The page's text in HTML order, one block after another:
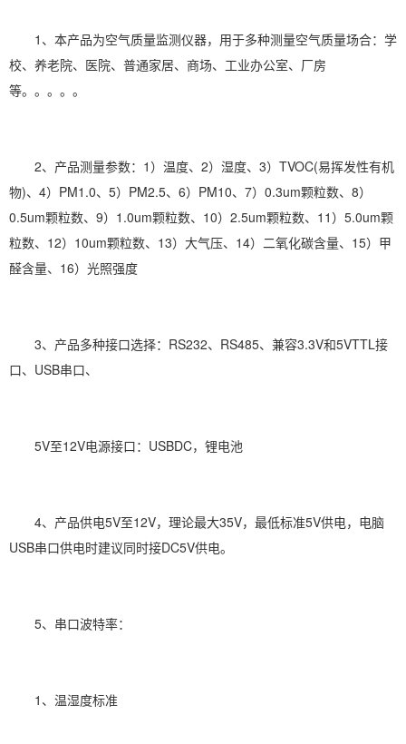
1、本产品为空气质量监测仪器，用于多种测量空气质量场合：学
校、养老院、医院、普通家居、商场、工业办公室、厂房
等。。。。。
2、产品测量参数：1）温度、2） 湿度、3）TVOC(易挥发性有机
物)、4）PM1.0、5）PM2.5、6）PM10、7）0.3um颗粒数、8）
0.5um颗粒数、9）1.0um颗粒数、10）2.5um颗粒数、11）5.0um颗
粒数、12）10um颗粒数、13）大气压、14）二氧化碳含量、15）甲
醛含量、16）光照强度
3、产品多种接口选择：RS232、RS485、兼容3.3V和5VTTL接
口、USB串口、
5V至12V电源接口：USBDC，锂电池
4、产品供电5V至12V，理论最大35V，最低标准5V供电，电脑
USB串口供电时建议同时接DC5V供电。
5、串口波特率：
1、温湿度标准